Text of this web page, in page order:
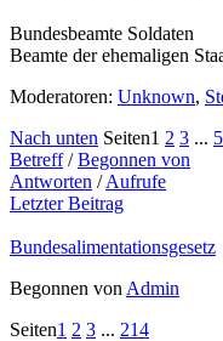
Bundesbeamte Soldaten
Beamte der ehemaligen
Moderatoren: Unknown,
Nach unten Seiten1 2 3 ...
Betreff/Begonnen von
Antworten /Aufrufe
Letzter Beitrag
Bundesalimentationsgesetz
Begonnen von Admin
Seiten1 2 3 ... 214